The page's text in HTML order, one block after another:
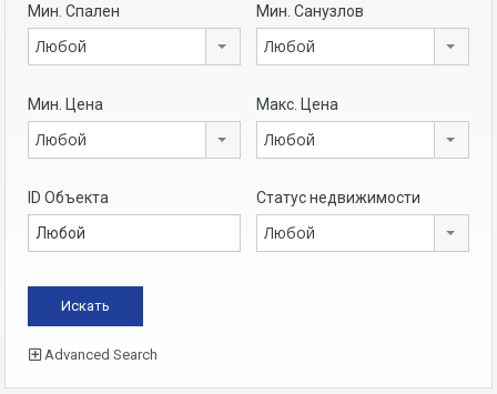
Мин. Спален
Любой
Мин. Санузлов
Любой
Мин. Цена
Любой
Макс. Цена
Любой
ID Объекта Статус недвижимости
Любой
Advanced Search